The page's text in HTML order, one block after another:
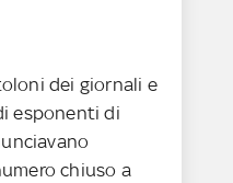
dei giornali e
esponenti di
chiuso a